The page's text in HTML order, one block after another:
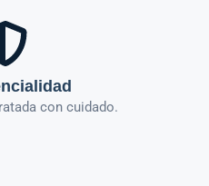
con cuidado.